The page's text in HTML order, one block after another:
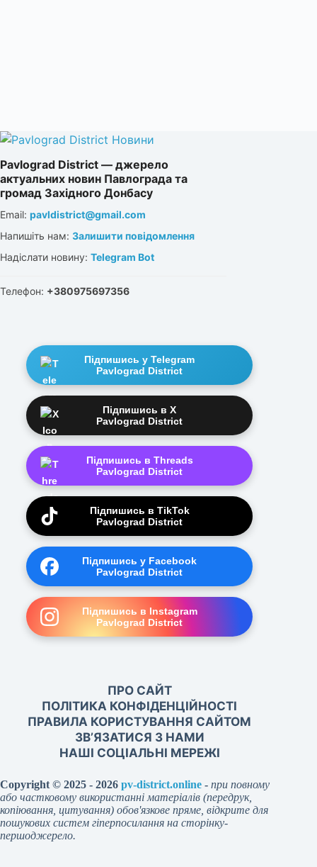
Pavlograd District — джерело
актуальних новин Павлограда та
громад Західного Донбасу
Email: pavldistrict@gmail.com
Напишіть нам: Залишити повідомлення
Надіслати новину: Telegram Bot
Телефон: +380975697356
Підпишись у Telegram
Pavlograd District
Підпишись в X
Pavlograd District
Підпишись в Threads
Pavlograd District
Підпишись в TikTok
Pavlograd District
Підпишись у Facebook
Pavlograd District
Підпишись в Instagram
Pavlograd District
ПРО САЙТ
ПОЛІТИКА КОНФІДЕНЦІЙНОСТІ
ПРАВИЛА КОРИСТУВАННЯ САЙТОМ
ЗВ’ЯЗАТИСЯ З НАМИ
НАШІ СОЦІАЛЬНІ МЕРЕЖІ
Copyright © 2025 - 2026 pv-district.online - при повному
або частковому використанні матеріалів (передрук,
копіювання, цитування) обов'язкове пряме, відкрите для
пошукових систем гіперпосилання на сторінку-
першоджерело.